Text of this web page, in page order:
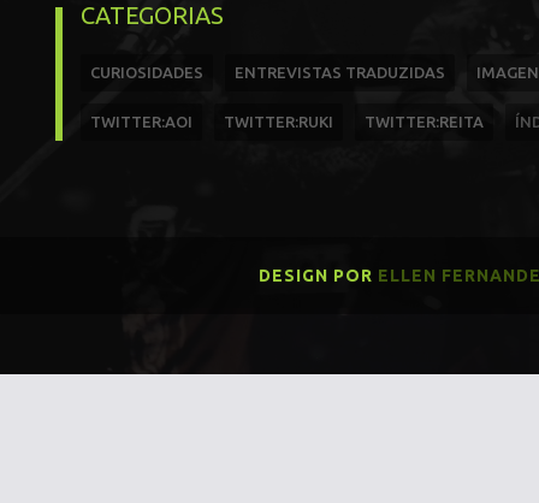
CATEGORIAS
CURIOSIDADES ENTREVISTAS TRADUZIDAS
TWITTER:AOI TWITTER:RUKI TWITTER:REITA
DESIGN POR ELLEN